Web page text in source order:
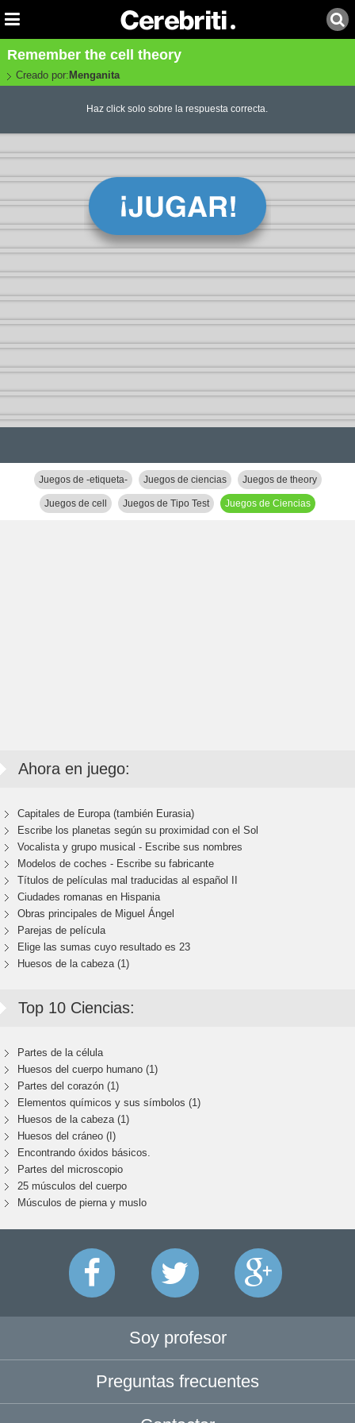
Remember the cell theory
Creado por: Menganita
Haz click solo sobre la respuesta correcta.
Juegos de -etiqueta- Juegos de ciencias Juegos de theory
Juegos de cell Juegos de Tipo Test Juegos de Ciencias
Ahora en juego:
Capitales de Europa (también Eurasia)
Escribe los planetas según su proximidad con el Sol
Vocalista y grupo musical - Escribe sus nombres
Modelos de coches - Escribe su fabricante
Títulos de películas mal traducidas al español II
Ciudades romanas en Hispania
Obras principales de Miguel Ángel
Parejas de película
Elige las sumas cuyo resultado es 23
Huesos de la cabeza (1)
Top 10 Ciencias:
Partes de la célula
Huesos del cuerpo humano (1)
Partes del corazón (1)
Elementos químicos y sus símbolos (1)
Huesos de la cabeza (1)
Huesos del cráneo (I)
Encontrando óxidos básicos.
Partes del microscopio
25 músculos del cuerpo
Músculos de pierna y muslo
Soy profesor
Preguntas frecuentes